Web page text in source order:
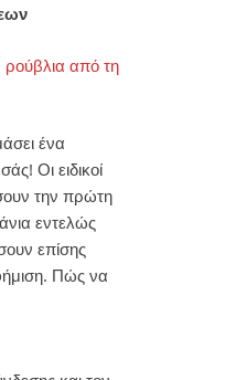
από τη
ένα
Οι ειδικοί
την πρώτη
εντελώς
επίσης
Πώς να